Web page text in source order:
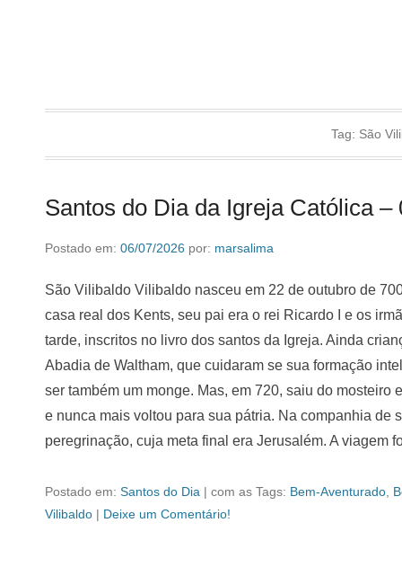
Tag: São
Santos do Dia da Igreja Católica –
Postado em: 06/07/2026 por: marsalima
São Vilibaldo Vilibaldo nasceu em 22 de outubro de
casa real dos Kents, seu pai era o rei Ricardo I e os
tarde, inscritos no livro dos santos da Igreja. Ainda
Abadia de Waltham, que cuidaram se sua formação
ser também um monge. Mas, em 720, saiu do mosteiro
e nunca mais voltou para sua pátria. Na companhia de
peregrinação, cuja meta final era Jerusalém. A viagem
Postado em: Santos do Dia | com as Tags: Bem-Aventurado
Vilibaldo | Deixe um Comentário!